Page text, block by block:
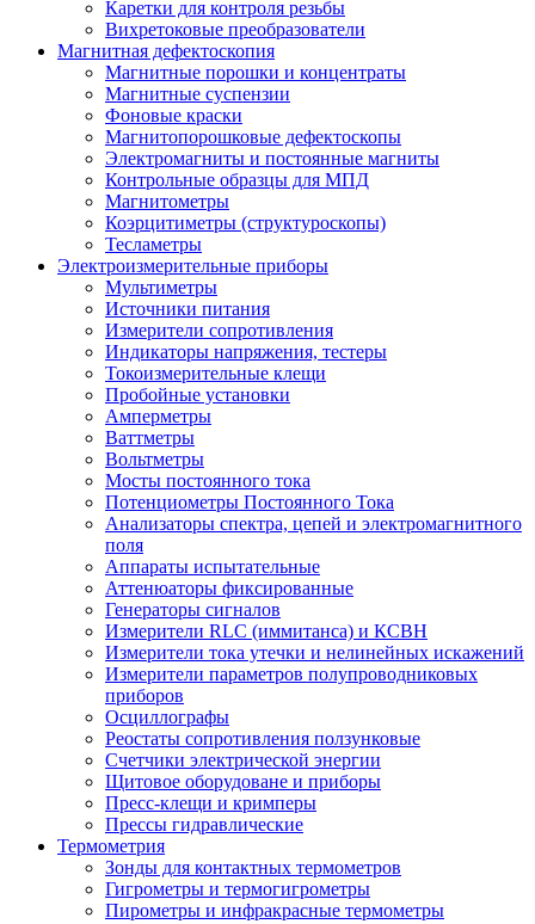
Каретки для контроля резьбы
Вихретоковые преобразователи
Магнитная дефектоскопия
Магнитные порошки и концентраты
Магнитные суспензии
Фоновые краски
Магнитопорошковые дефектоскопы
Электромагниты и постоянные магниты
Контрольные образцы для МПД
Магнитометры
Коэрцитиметры (структуроскопы)
Тесламетры
Электроизмерительные приборы
Мультиметры
Источники питания
Измерители сопротивления
Индикаторы напряжения, тестеры
Токоизмерительные клещи
Пробойные установки
Амперметры
Ваттметры
Вольтметры
Мосты постоянного тока
Потенциометры Постоянного Тока
Анализаторы спектра, цепей и электромагнитного
поля
Аппараты испытательные
Аттенюаторы фиксированные
Генераторы сигналов
Измерители RLC (иммитанса) и КСВН
Измерители тока утечки и нелинейных искажений
Измерители параметров полупроводниковых
приборов
Осциллографы
Реостаты сопротивления ползунковые
Счетчики электрической энергии
Щитовое оборудоване и приборы
Пресс-клещи и кримперы
Прессы гидравлические
Термометрия
Зонды для контактных термометров
Гигрометры и термогигрометры
Пирометры и инфракрасные термометры